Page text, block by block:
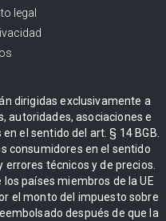
legal
dirigidas exclusivamente a
autoridades, asociaciones e
el sentido del art. § 14 BGB.
consumidores en el sentido
errores técnicos y de precios.
países miembros de la UE
el monto del impuesto sobre
después de que la